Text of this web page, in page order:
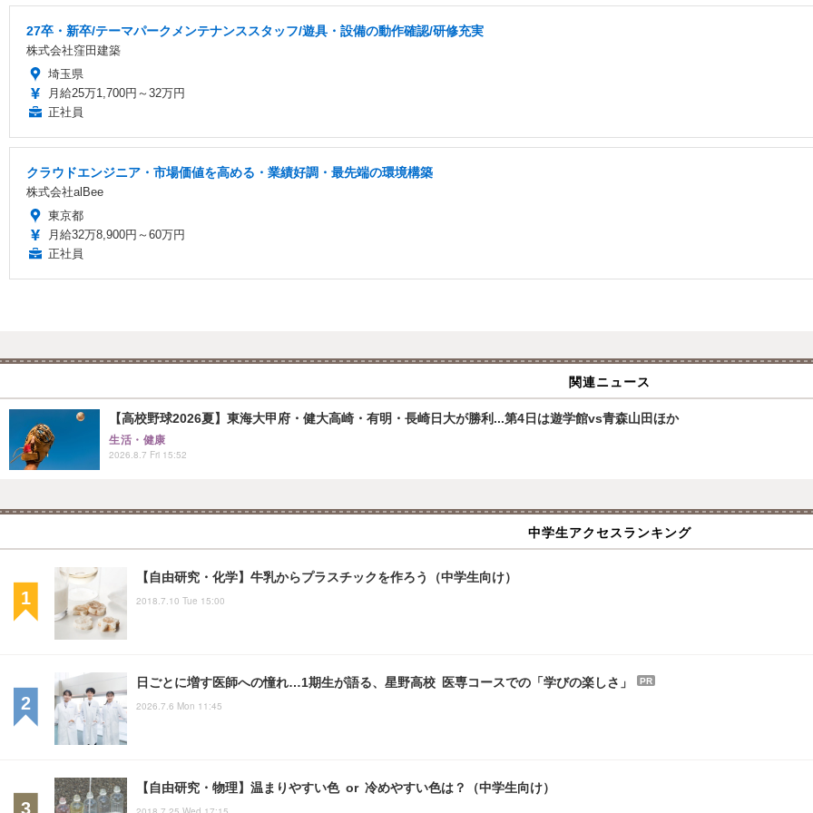
27卒・新卒/テーマパークメンテナンススタッフ/遊具・設備の動作確認/研修充実
株式会社窪田建築
埼玉県
月給25万1,700円～32万円
正社員
クラウドエンジニア・市場価値を高める・業績好調・最先端の環境構築
株式会社alBee
東京都
月給32万8,900円～60万円
正社員
関連ニュース
【高校野球2026夏】東海大甲府・健大高崎・有明・長崎日大が勝利...第4日は遊学館vs青森山田ほか
生活・健康
2026.8.7 Fri 15:52
中学生アクセスランキング
【自由研究・化学】牛乳からプラスチックを作ろう（中学生向け）
2018.7.10 Tue 15:00
日ごとに増す医師への憧れ…1期生が語る、星野高校 医専コースでの「学びの楽しさ」 PR
2026.7.6 Mon 11:45
【自由研究・物理】温まりやすい色 or 冷めやすい色は？（中学生向け）